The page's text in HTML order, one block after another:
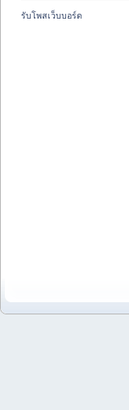
รับโพสเว็บบอร์ด